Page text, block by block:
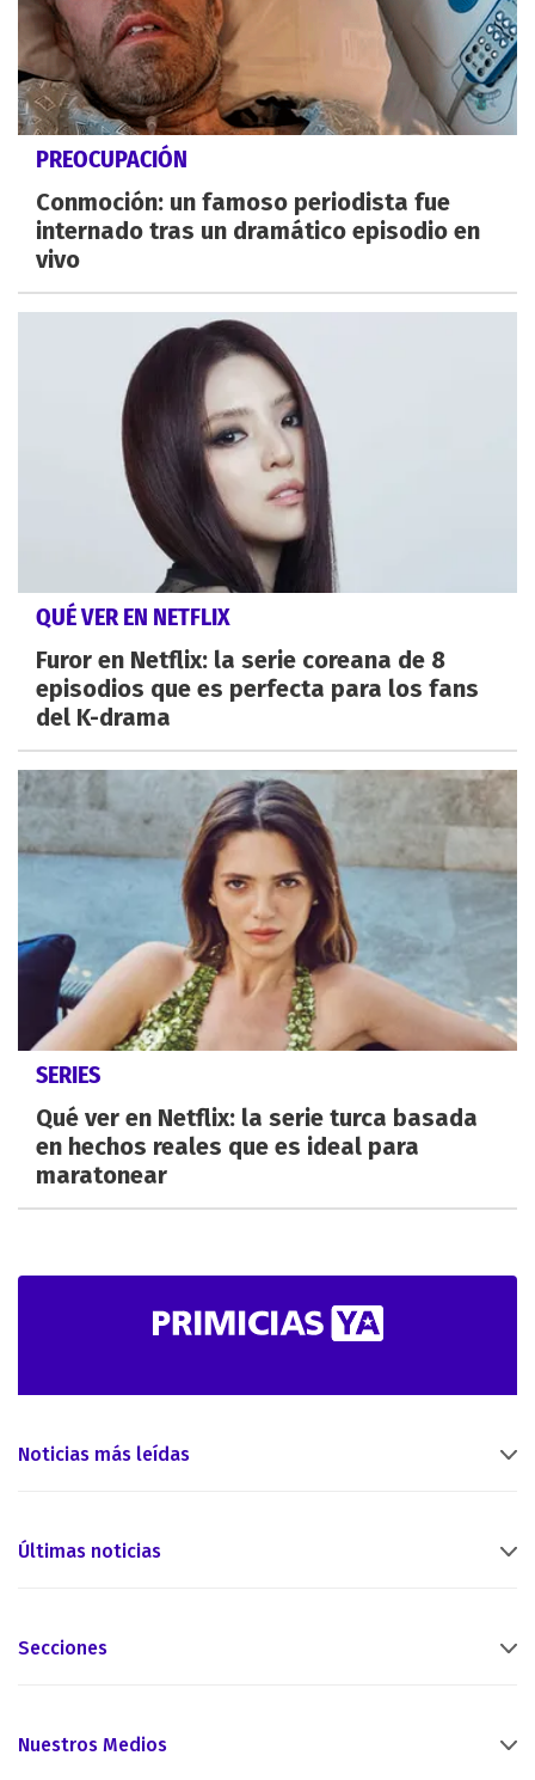
PREOCUPACIÓN
Conmoción: un famoso periodista fue
internado tras un dramático episodio en
vivo
QUÉ VER EN NETFLIX
Furor en Netflix: la serie coreana de 8
episodios que es perfecta para los fans
del K-drama
SERIES
Qué ver en Netflix: la serie turca basada
en hechos reales que es ideal para
maratonear
Noticias más leídas
Últimas noticias
Secciones
Nuestros Medios